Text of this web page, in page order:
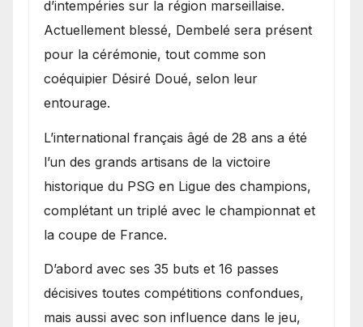
d’intempéries sur la région marseillaise.
Actuellement blessé, Dembelé sera présent
pour la cérémonie, tout comme son
coéquipier Désiré Doué, selon leur
entourage.
L’international français âgé de 28 ans a été
l’un des grands artisans de la victoire
historique du PSG en Ligue des champions,
complétant un triplé avec le championnat et
la coupe de France.
D’abord avec ses 35 buts et 16 passes
décisives toutes compétitions confondues,
mais aussi avec son influence dans le jeu,